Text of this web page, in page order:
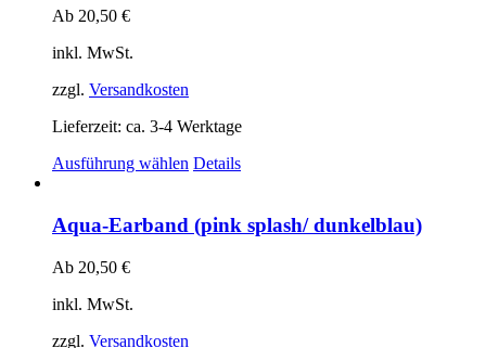
Produktseite
werden
Ab 20,50 €
inkl. MwSt.
zzgl. Versandkosten
Lieferzeit: ca. 3-4 Werktage
Ausführung wählen Dieses
mehrere
Varianten
Details
Aqua-Earband (pink splash/ dunkelblau)
Ab 20,50 €
inkl. MwSt.
zzgl. Versandkosten